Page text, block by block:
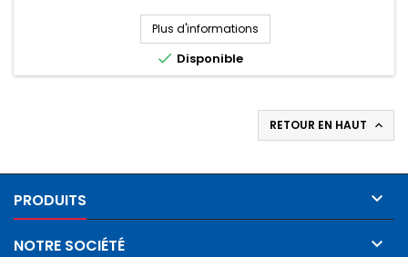
Plus d'informations
 Disponible
RETOUR EN HAUT 
PRODUITS 
NOTRE SOCIÉTÉ 